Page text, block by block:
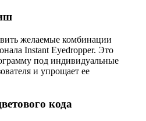
желаемые комбинации
Instant Eyedropper. Это
под индивидуальные
и упрощает ее
кода